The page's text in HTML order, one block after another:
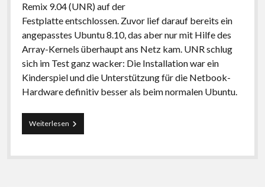
Remix 9.04 (UNR) auf der
Festplatte entschlossen. Zuvor lief darauf bereits ein
angepasstes Ubuntu 8.10, das aber nur mit Hilfe des
Array-Kernels überhaupt ans Netz kam. UNR schlug
sich im Test ganz wacker: Die Installation war ein
Kinderspiel und die Unterstützung für die Netbook-
Hardware definitiv besser als beim normalen Ubuntu.
WeiterlesenUbuntu
Netbook
9.04